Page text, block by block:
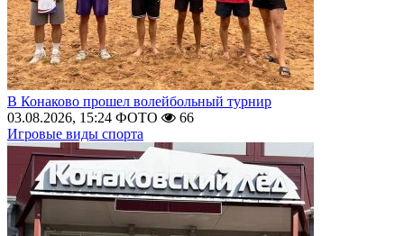
В Конаково прошел волейбольный турнир
03.08.2026, 15:24 ФОТО
66
Игровые виды спорта